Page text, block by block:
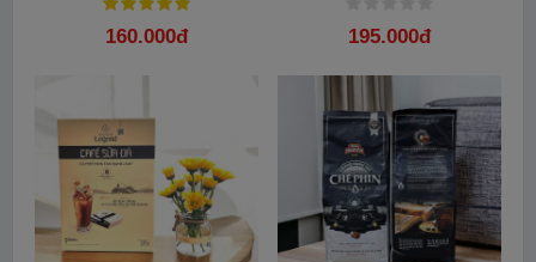
160.000đ 195.000đ